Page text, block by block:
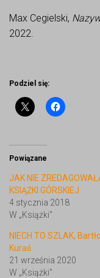
Max Cegielski,
2022.
Podziel się:
Powiązane
JAK NIE
KSIĄŻKI GÓRSKIEJ
4 stycznia 2018
W „Książki"
NIECH TO SZLAK,
Kuraś
21 września 2020
W „Książki"